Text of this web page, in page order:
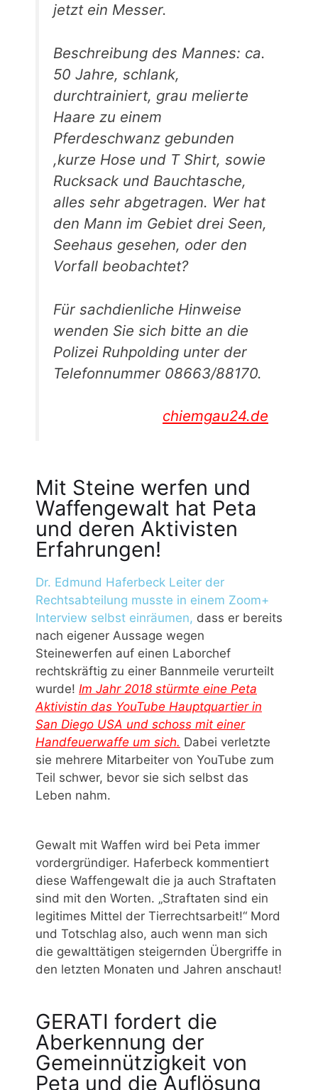
jetzt ein Messer.
Beschreibung des Mannes: ca.
50 Jahre, schlank,
durchtrainiert, grau melierte
Haare zu einem
Pferdeschwanz gebunden
,kurze Hose und T Shirt, sowie
Rucksack und Bauchtasche,
alles sehr abgetragen. Wer hat
den Mann im Gebiet drei Seen,
Seehaus gesehen, oder den
Vorfall beobachtet?
Für sachdienliche Hinweise
wenden Sie sich bitte an die
Polizei Ruhpolding unter der
Telefonnummer 08663/88170.
chiemgau24.de
Mit Steine werfen und
Waffengewalt hat Peta
und deren Aktivisten
Erfahrungen!
Dr. Edmund Haferbeck Leiter der
Rechtsabteilung musste in einem Zoom+
Interview selbst einräumen, dass er bereits
nach eigener Aussage wegen
Steinewerfen auf einen Laborchef
rechtskräftig zu einer Bannmeile verurteilt
wurde! Im Jahr 2018 stürmte eine Peta
Aktivistin das YouTube Hauptquartier in
San Diego USA und schoss mit einer
Handfeuerwaffe um sich. Dabei verletzte
sie mehrere Mitarbeiter von YouTube zum
Teil schwer, bevor sie sich selbst das
Leben nahm.
Gewalt mit Waffen wird bei Peta immer
vordergründiger. Haferbeck kommentiert
diese Waffengewalt die ja auch Straftaten
sind mit den Worten. „Straftaten sind ein
legitimes Mittel der Tierrechtsarbeit!“ Mord
und Totschlag also, auch wenn man sich
die gewalttätigen steigernden Übergriffe in
den letzten Monaten und Jahren anschaut!
GERATI fordert die
Aberkennung der
Gemeinnützigkeit von
Peta und die Auflösung